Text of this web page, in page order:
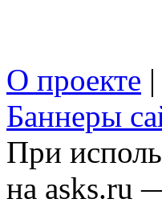
О проекте |
Баннеры
При
на asks.ru